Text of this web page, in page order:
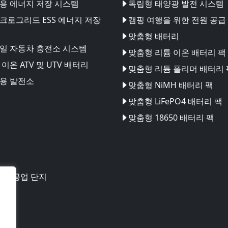
에너지 저장 시스템
로그리드 ESS 에너지 저장
자동차 충전소 시스템
온 ATV 및 UTV 배터리
발전소
독립형 태양광 발전 시스템
캠핑 여행을 위한 전원 공
맞춤형 배터리
맞춤형 리튬 이온 배터리 팩
맞춤형 리튬 폴리머 배터리
맞춤형 NiMH 배터리 팩
맞춤형 LiFePO4 배터리 팩
맞춤형 18650 배터리 팩
공업 단지